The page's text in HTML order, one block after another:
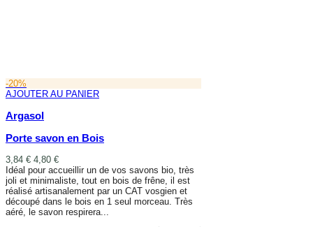
-20%
AJOUTER AU PANIER
Argasol
Porte savon en Bois
3,84 € 4,80 €
Idéal pour accueillir un de vos savons bio, très
joli et minimaliste, tout en bois de frêne, il est
réalisé artisanalement par un CAT vosgien et
découpé dans le bois en 1 seul morceau. Très
aéré, le savon respirera...